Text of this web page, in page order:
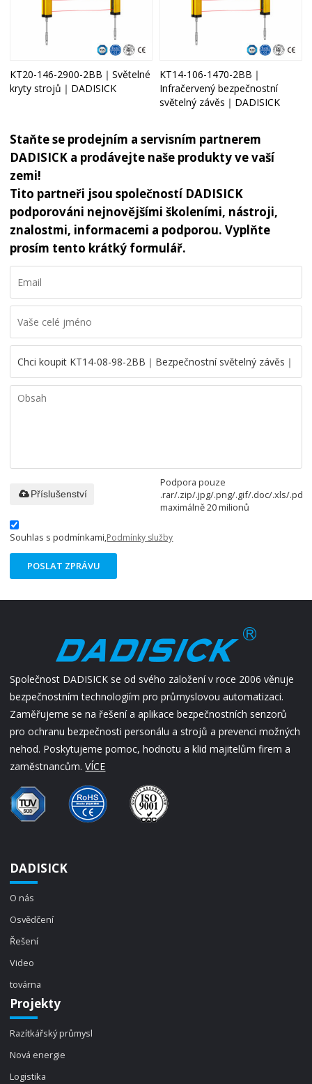
KT20-146-2900-2BB｜Světelné
kryty strojů｜DADISICK
KT14-106-1470-2BB｜
Infračervený bezpečnostní
světelný závěs｜DADISICK
Staňte se prodejním a servisním partnerem
DADISICK a prodávejte naše produkty ve vaší
zemi!
Tito partneři jsou společností DADISICK
podporováni nejnovějšími školeními, nástroji,
znalostmi, informacemi a podporou. Vyplňte
prosím tento krátký formulář.
Podpora pouze
.rar/.zip/.jpg/.png/.gif/.doc/.xls/.pdf,
maximálně 20 milionů
Příslušenství
Souhlas s podmínkami,Podmínky služby
POSLAT ZPRÁVU
Společnost DADISICK se od svého založení v roce 2006 věnuje
bezpečnostním technologiím pro průmyslovou automatizaci.
Zaměřujeme se na řešení a aplikace bezpečnostních senzorů
pro ochranu bezpečnosti personálu a strojů a prevenci možných
nehod. Poskytujeme pomoc, hodnotu a klid majitelům firem a
zaměstnancům.VÍCE
DADISICK
O nás
Osvědčení
Řešení
Video
továrna
Projekty
Razítkářský průmysl
Nová energie
Logistika